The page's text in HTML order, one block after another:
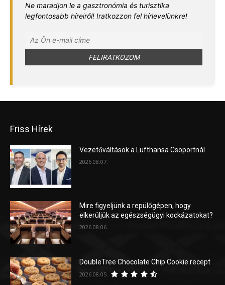
Ne maradjon le a gasztronómia és turisztika
legfontosabb híreiről! Iratkozzon fel hírlevelünkre!
Friss Hírek
Vezetőváltások a Lufthansa Csoportnál
2026.08.07.
Mire figyeljünk a repülőgépen, hogy
elkerüljük az egészségügyi kockázatokat?
2026.08.06.
DoubleTree Chocolate Chip Cookie recept
2026.08.05.